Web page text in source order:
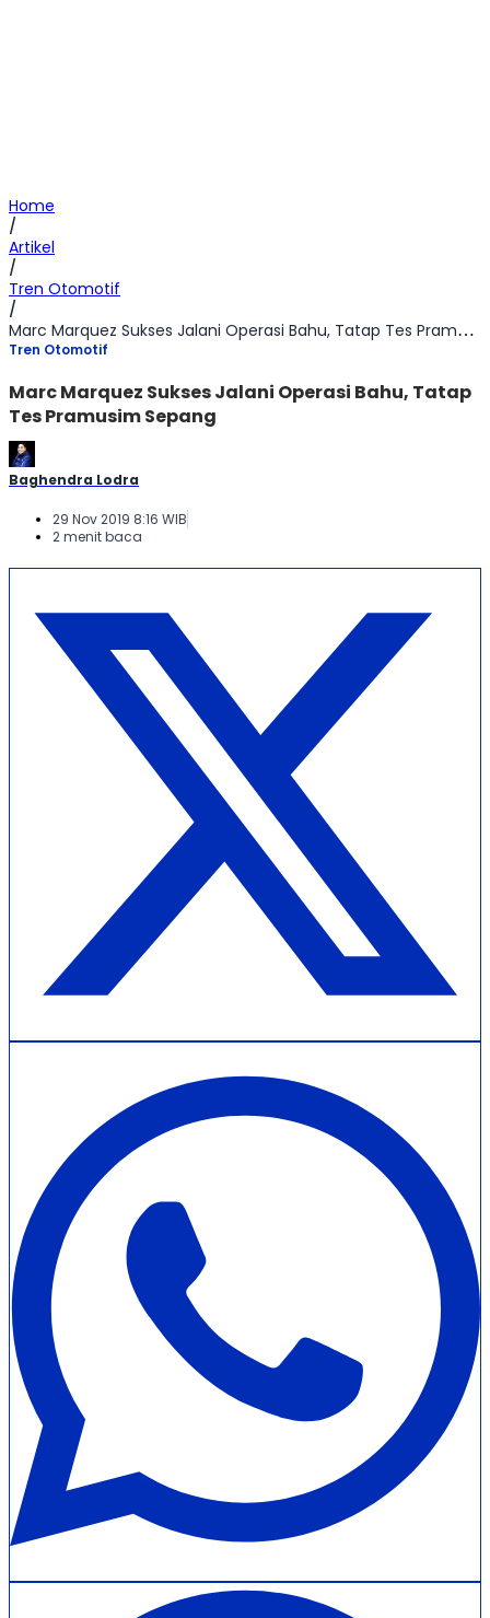
Home
/
Artikel
/
Tren Otomotif
/
Marc Marquez Sukses Jalani Operasi Bahu, Tatap Tes Pramusim Sepang
Tren Otomotif
Marc Marquez Sukses Jalani Operasi Bahu, Tatap
Tes Pramusim Sepang
Baghendra Lodra
29 Nov 2019 8:16 WIB
2 menit baca